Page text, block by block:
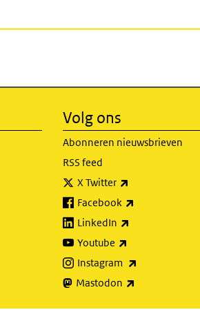
Volg ons
Abonneren nieuwsbrieven
RSS feed
X Twitter
Facebook
LinkedIn
Youtube
Instagram
Mastodon